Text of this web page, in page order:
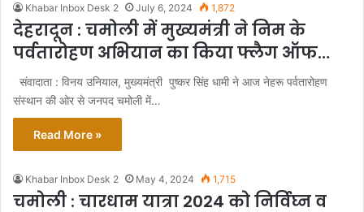
Khabar Inbox Desk 2 July 6, 2024 1,872
देहरादून : चमोली में मुख्यमंत्री ने निम के
पर्वतारोहण अभियान का किया फ्लैग ऑफ…
संवादाता : विनय उनियाल, मुख्यमंत्री पुष्कर सिंह धामी ने आज नेहरू पर्वतारोहण
संस्थान की ओर से जनपद चमोली में…
Read More »
Khabar Inbox Desk 2 May 4, 2024 1,715
चमोली : चारधाम यात्रा 2024 को निर्विघ्न व